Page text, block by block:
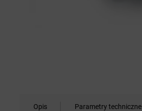
Opis Parametry techniczne